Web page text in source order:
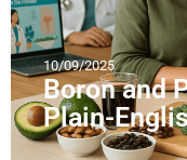
10/09/2025
Boron and
Plain-